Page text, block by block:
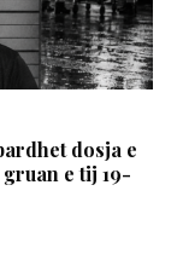
dosja e
e tij 19-